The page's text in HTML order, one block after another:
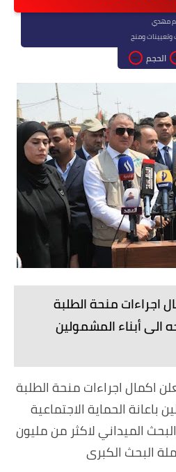
مهدي
وتعيينات ومنح
الحجم
اجراءات منحة الطلبة
الى أبناء المشمولين
اكمال اجراءات منحة الطلبة
باعانة الحماية الاجتماعية
الميداني لاكثر من مليون